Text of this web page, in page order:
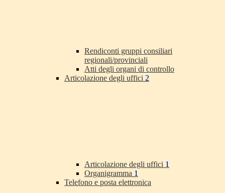
Rendiconti gruppi consiliari
regionali/provinciali
Atti degli organi di controllo
Articolazione degli uffici 2
Articolazione degli uffici 1
Organigramma 1
Telefono e posta elettronica